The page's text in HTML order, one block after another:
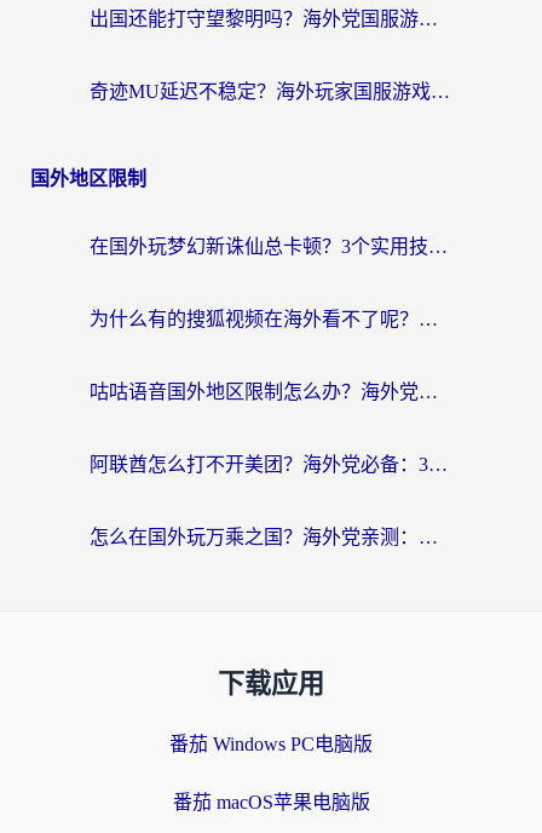
出国还能打守望黎明吗？海外党国服游戏不卡顿的终极解法
奇迹MU延迟不稳定？海外玩家国服游戏加速器终极指南：从卡顿到丝滑的秘密
国外地区限制
在国外玩梦幻新诛仙总卡顿？3个实用技巧解决海外党痛点（附回国加速器选择指南）
为什么有的搜狐视频在海外看不了呢？留学生亲测有效的回国加速攻略
咕咕语音国外地区限制怎么办？海外党必备的回国加速器选择指南（附音悦Tai、搜狐视频解决妙招）
阿联酋怎么打不开美团？海外党必备：3步解决回国追剧、看球、刷B站的全部烦恼
怎么在国外玩万乘之国？海外党亲测：突破限制的3个实用技巧
下载应用
番茄 Windows PC电脑版
番茄 macOS苹果电脑版